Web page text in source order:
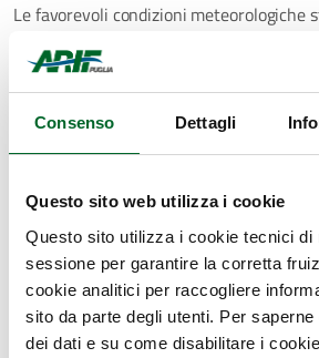
Consenso Dettagli
Questo sito web utilizza i cookie
Questo sito utilizza i cookie tecnici di
sessione per garantire la corretta
cookie analitici per raccogliere
sito da parte degli utenti. Per
dei dati e su come disabilitare i
Le favorevoli condizioni meteorologiche
prezioso tempo utile per la prosecuzione
e dei laboratori esperienziali, previste
sessione del progetto“Biodiversità in
Biodiversità in